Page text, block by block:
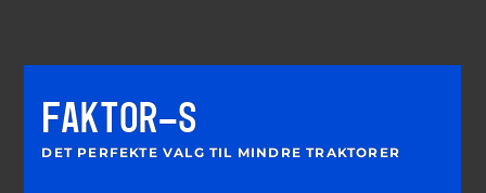
FAKTOR-S
DET PERFEKTE VALG TIL MINDRE TRAKTORER